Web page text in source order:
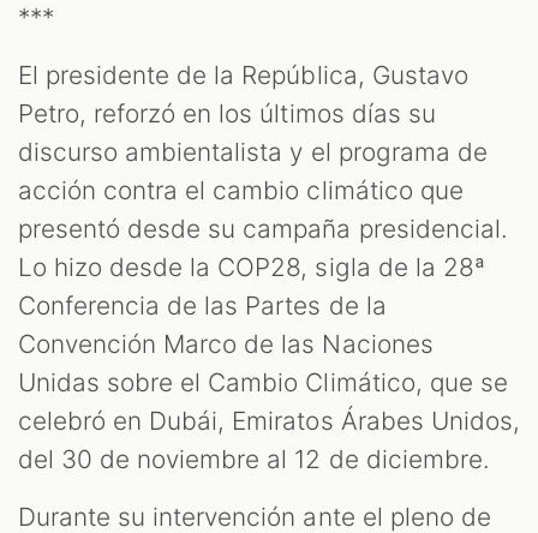
***
El presidente de la República, Gustavo
Petro, reforzó en los últimos días su
discurso ambientalista y el programa de
acción contra el cambio climático que
presentó desde su campaña presidencial.
Lo hizo desde la COP28, sigla de la 28ª
Conferencia de las Partes de la
Convención Marco de las Naciones
Unidas sobre el Cambio Climático, que se
celebró en Dubái, Emiratos Árabes Unidos,
del 30 de noviembre al 12 de diciembre.
Durante su intervención ante el pleno de